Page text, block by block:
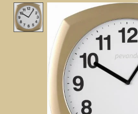
Product image slideshow